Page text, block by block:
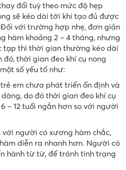
đổi tuỳ theo mức độ hẹp
sẽ kéo dài tới khi tạo đủ được
với trường hợp nhẹ, đơn giản
hàm khoảng 2 – 4 tháng, nhưng
tạp thì thời gian thường kéo dài
đó, thời gian đeo khí cụ nong
số yếu tố như:
em chưa phát triển ổn định và
do đó thời gian đeo khí cụ
– 12 tuổi ngắn hơn so với người
với người có xương hàm chắc,
diễn ra nhanh hơn. Người có
hành từ từ, để tránh tình trạng